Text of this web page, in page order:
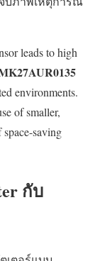
leads to high
environments.
of smaller,
saving
กับ